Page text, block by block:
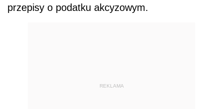
przepisy o podatku akcyzowym.
REKLAMA